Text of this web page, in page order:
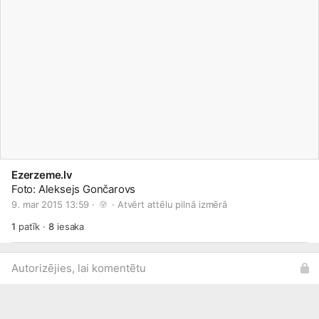
Ezerzeme.lv
Foto: Aleksejs Gončarovs
9. mar 2015 13:59 · · Atvērt attēlu pilnā izmērā
1 patīk ·8iesaka
Autorizējies, lai komentētu